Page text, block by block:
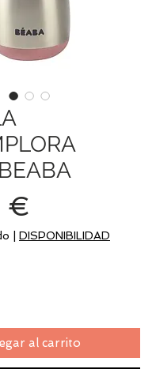
€
DISPONIBILIDAD
al carrito